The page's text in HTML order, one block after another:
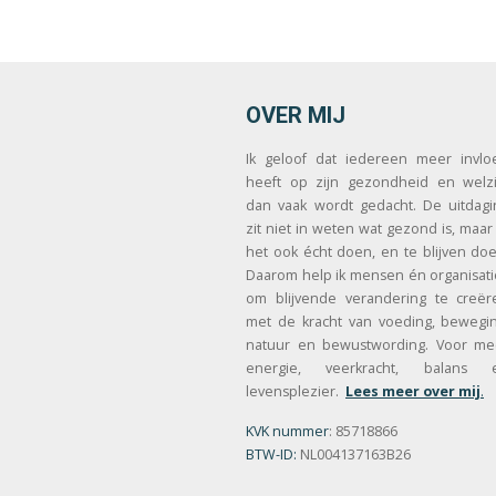
OVER MIJ
Ik geloof dat iedereen meer
heeft op zijn gezondheid en
dan vaak wordt gedacht. De
zit niet in weten wat gezond is, maar
het ook écht doen, en te blijven
Daarom help ik mensen én
om blijvende verandering te
met de kracht van voeding,
natuur en bewustwording. Voor
energie, veerkracht, balans
levensplezier. Lees meer over mij.
KVK nummer: 85718866
BTW-ID: NL004137163B26